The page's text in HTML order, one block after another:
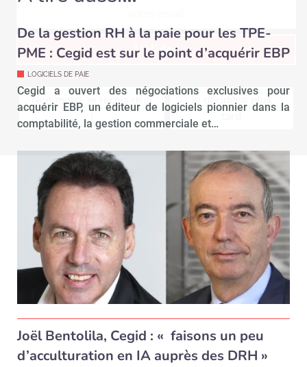
De la gestion RH à la paie pour les TPE-
PME : Cegid est sur le point d’acquérir EBP
LOGICIELS DE PAIE
Cegid a ouvert des négociations exclusives pour
acquérir EBP, un éditeur de logiciels pionnier dans la
comptabilité, la gestion commerciale et…
Joël Bentolila, Cegid : « faisons un peu
d’acculturation en IA auprès des DRH »
Valider
Non merci, je reçois déjà
Je déciderai plus